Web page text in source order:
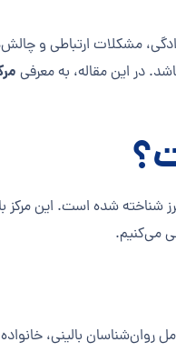
مشکلات ارتباطی و
در این مقاله، به معرفی
شناخته شده است. این مرکز با
می‌کنیم.
بالینی،